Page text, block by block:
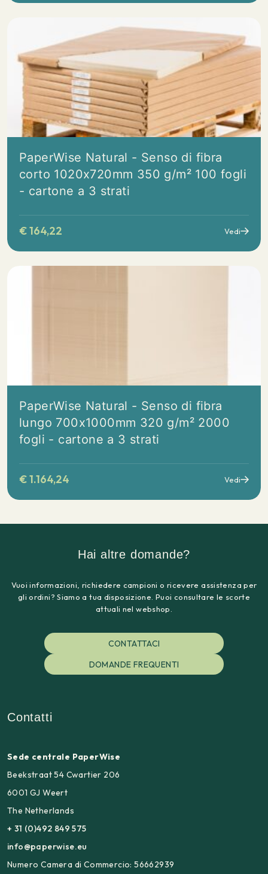
PaperWise Natural - Senso di fibra
corto 1020x720mm 350 g/m² 100 fogli
- cartone a 3 strati
€164,22 Vedi
PaperWise Natural - Senso di fibra
lungo 700x1000mm 320 g/m² 2000
fogli - cartone a 3 strati
€1.164,24 Vedi
Hai altre domande?
Vuoi informazioni, richiedere campioni o ricevere assistenza per
gli ordini? Siamo a tua disposizione. Puoi consultare le scorte
attuali nel webshop.
CONTATTACI
DOMANDE FREQUENTI
Contatti
Sede centrale PaperWise
Beekstraat 54 Cwartier 206
6001 GJ Weert
The Netherlands
+ 31 (0)492 849 575
info@paperwise.eu
Numero Camera di Commercio: 56662939